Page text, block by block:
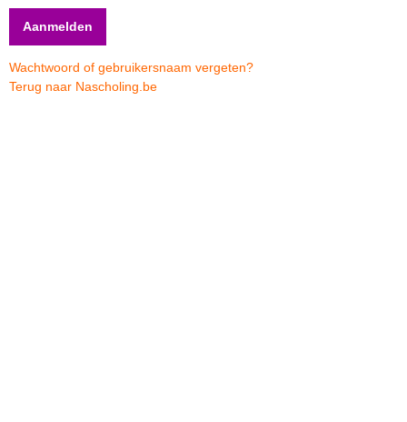
Wachtwoord of gebruikersnaam vergeten?
Terug naar Nascholing.be